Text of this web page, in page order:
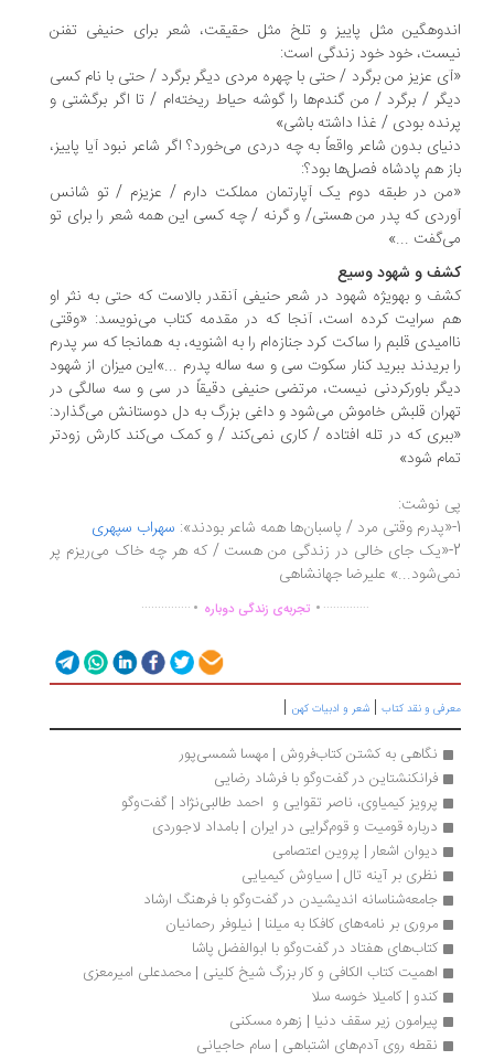
مثل پاییز و تلخ مثل حقیقت، شعر برای حنیفی تفنن
خود خود زندگی است:
عزیز من برگرد / حتی با چهره مردی دیگر برگرد / حتی با نام کسی
/ برگرد / من گندم‌ها را گوشه حیاط ریخته‌ام / تا اگر برگشتی و
بودی / غذا داشته باشی»
بدون شاعر واقعاً به چه دردی می‌خورد؟ اگر شاعر نبود آیا پاییز،
هم پادشاه فصل‌ها بود؟:
در طبقه دوم یک آپارتمان مملکت دارم / عزیزم / تو شانس
که پدر من هستی/ و گرنه / چه کسی این همه شعر را برای تو
...»
و شهود وسیع
کشف و به‎ویژه شهود در شعر حنیفی آن‎قدر بالاست که حتی به نثر او
هم سرایت کرده است، آن‎جا که در مقدمه کتاب می‌نویسد: «وقتی
قلبم را ساکت کرد جنازه‌ام را به اشنویه، به همان‏جا که سر پدرم
بریدند ببرید کنار سکوت سی و سه ساله پدرم ...»این میزان از شهود
باورکردنی نیست، مرتضی حنیفی دقیقاً در سی و سه سالگی در
قلبش خاموش می‌شود و داغی بزرگ به دل دوستانش می‌گذارد:
که در تله افتاده / کاری نمی‌کند / و کمک می‌کند کارش زودتر
شود»
نوشت:
سهراب سپهری
«یک جای خالی در زندگی من هست / که هر چه خاک می‌ریزم پر
علیرضا جهانشاهی
............... .تجربه‌ی زندگی دوباره ...............
و نقد کتاب|شعر و ادبیات کهن|
نگاهی به کشتن کتاب‌فروش | مهسا شمسی‌پور
فرانکنشتاین در گفت‌وگو با فرشاد رضایی
پرویز کیمیاوی، ناصر تقوایی و  احمد طالبی‌نژاد | گفت‌‌وگو
درباره قومیت و قوم‌گرایی در ایران | بامداد لاجوردی
دیوان اشعار | پروین اعتصامی
نظری بر آینه تال | سیاوش کیمیایی
جامعه‌شناسانه اندیشیدن در گفت‌وگو با فرهنگ ارشاد
مروری بر نامه‌‌های کافکا به میلنا | نیلوفر رحمانیان
کتاب‌های هفتاد در گفت‌وگو با ابوالفضل پاشا
اهمیت کتاب الکافی و کار بزرگ شیخ کلینی | محمدعلی امیرمعزی
کندو | کامیلا خوسه سلا
پیرامون زیر سقف دنیا | زهره مسکنی
نقطه روی آدم‌های اشتباهی | سام حاجیانی